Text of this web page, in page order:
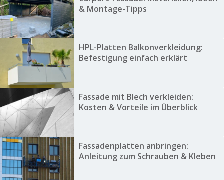
& Montage-Tipps
HPL-Platten Balkonverkleidung:
Befestigung einfach erklärt
Fassade mit Blech verkleiden:
Kosten & Vorteile im Überblick
Fassadenplatten anbringen:
Anleitung zum Schrauben & Kleben